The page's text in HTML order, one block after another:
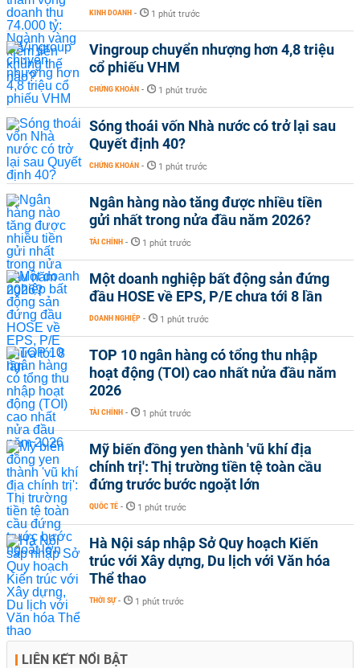
KINH DOANH - 1 phút trước
Vingroup chuyển nhượng hơn 4,8 triệu
cổ phiếu VHM
CHỨNG KHOÁN - 1 phút trước
Sóng thoái vốn Nhà nước có trở lại sau
Quyết định 40?
CHỨNG KHOÁN - 1 phút trước
Ngân hàng nào tăng được nhiều tiền
gửi nhất trong nửa đầu năm 2026?
TÀI CHÍNH - 1 phút trước
Một doanh nghiệp bất động sản đứng
đầu HOSE về EPS, P/E chưa tới 8 lần
DOANH NGHIỆP - 1 phút trước
TOP 10 ngân hàng có tổng thu nhập
hoạt động (TOI) cao nhất nửa đầu năm
2026
TÀI CHÍNH - 1 phút trước
Mỹ biến đồng yen thành 'vũ khí địa
chính trị': Thị trường tiền tệ toàn cầu
đứng trước bước ngoặt lớn
QUỐC TẾ - 1 phút trước
Hà Nội sáp nhập Sở Quy hoạch Kiến
trúc với Xây dựng, Du lịch với Văn hóa
Thể thao
THỜI SỰ - 1 phút trước
LIÊN KẾT NỔI BẬT